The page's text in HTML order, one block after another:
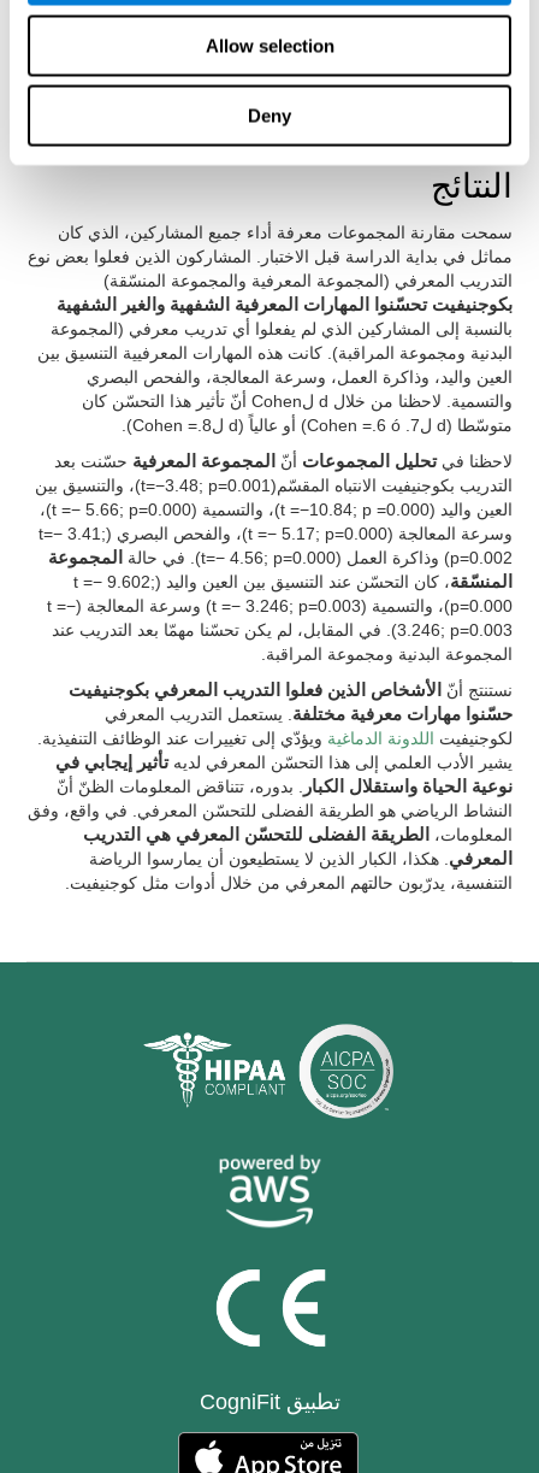
Allow selection
Deny
الوقتxالتدريب البدني.
النتائج
سمحت مقارنة المجموعات معرفة أداء جميع المشاركين، الذي كان
مماثل في بداية الدراسة قبل الاختبار. المشاركون الذين فعلوا بعض نوع
التدريب المعرفي (المجموعة المعرفية والمجموعة المنسّقة)
بكوجنيفيت تحسّنوا المهارات المعرفية الشفهية والغير الشفهية
بالنسبة إلى المشاركين الذي لم يفعلوا أي تدريب معرفي (المجموعة
البدنية ومجموعة المراقبة). كانت هذه المهارات المعرفيية التنسيق بين
العين واليد، وذاكرة العمل، وسرعة المعالجة، والفحص البصري
والتسمية. لاحظنا من خلال d لCohen أنّ تأثير هذا التحسّن كان
متوسّطا (d لCohen =.6 ó .7) أو عالياً (d لCohen =.8).
لاحظنا فيتحليل المجموعات أنّ المجموعة المعرفية حسّنت بعد
التدريب بكوجنيفيت الانتباه المقسّم(t=−3.48; p=0.001)، والتنسيق بين
العين واليد (t =−10.84; p =0.000)، والتسمية (t =− 5.66; p=0.000)،
وسرعة المعالجة (t =− 5.17; p=0.000)، والفحص البصري (t=− 3.41;
p=0.002) وذاكرة العمل (t=− 4.56; p=0.000). في حالة
المجموعة
المنسّقة
، كان التحسّن عند التنسيق بين العين واليد (t =− 9.602;
p=0.000)، والتسمية (t =− 3.246; p=0.003) وسرعة المعالجة (t =−
3.246; p=0.003). في المقابل، لم يكن تحسّنا مهمّا بعد التدريب عند
المجموعة البدنية ومجموعة المراقبة.
نستنتج أنّ
الأشخاص الذين فعلوا التدريب المعرفي بكوجنيفيت
حسّنوا مهارات معرفية مختلفة . يستعمل التدريب المعرفي
لكوجنيفيت اللدونة الدماغية ويؤدّي إلى تغييرات عند الوظائف التنفيذية.
يشير الأدب العلمي إلى هذا التحسّن المعرفي لديهتأثير إيجابي في
نوعية الحياة واستقلال الكبار
. بدوره، تتناقض المعلومات الظنّ أنّ
النشاط الرياضي هو الطريقة الفضلى للتحسّن المعرفي. في واقع، وفق
المعلومات،
الطريقة الفضلى للتحسّن المعرفي هي التدريب
المعرفي . هكذا، الكبار الذين لا يستطيعون أن يمارسوا الرياضة
التنفسية، يدرّبون حالتهم المعرفي من خلال أدوات مثل كوجنيفيت.
تطبيق CogniFit